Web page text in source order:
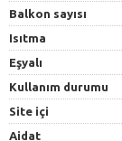
Balkon sayısı
Isıtma
Eşyalı
Kullanım durumu
Site içi
Aidat